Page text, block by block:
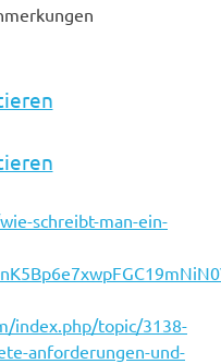
schreibt-man-ein-
index.php/topic/3138-
anforderungen-und-